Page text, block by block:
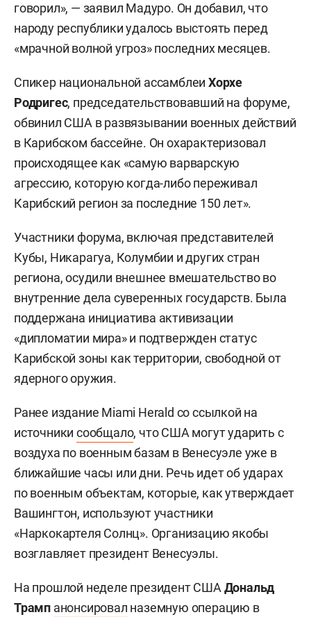
говорил», — заявил Мадуро. Он добавил, что
народу республики удалось выстоять перед
«мрачной волной угроз» последних месяцев.
Спикер национальной ассамблеи Хорхе
Родригес, председательствовавший на форуме,
обвинил США в развязывании военных действий
в Карибском бассейне. Он охарактеризовал
происходящее как «самую варварскую
агрессию, которую когда-либо переживал
Карибский регион за последние 150 лет».
Участники форума, включая представителей
Кубы, Никарагуа, Колумбии и других стран
региона, осудили внешнее вмешательство во
внутренние дела суверенных государств. Была
поддержана инициатива активизации
«дипломатии мира» и подтвержден статус
Карибской зоны как территории, свободной от
ядерного оружия.
Ранее издание Miami Herald со ссылкой на
источникисообщало, что США могут ударить с
воздуха по военным базам в Венесуэле уже в
ближайшие часы или дни. Речь идет об ударах
по военным объектам, которые, как утверждает
Вашингтон, используют участники
«Наркокартеля Солнц». Организацию якобы
возглавляет президент Венесуэлы.
На прошлой неделе президент СШАДональд
Трамп анонсировал наземную операцию в